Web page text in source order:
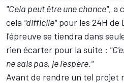
"Cela peut être une chance", a
cela "difficile"pour les 24H de
l'épreuve se tiendra dans
rien écarter pour la suite :
ne sais pas, je l'espère."
Avant de rendre un tel projet